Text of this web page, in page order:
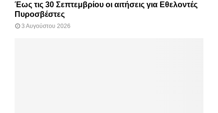
Έως τις 30 Σεπτεμβρίου οι αιτήσεις για Εθελοντές
Πυροσβέστες
3 Αυγούστου 2026